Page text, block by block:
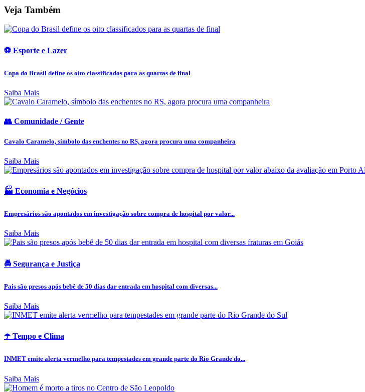
Veja Também
⚽ Esporte e Lazer
Copa do Brasil define os oito classificados para as quartas de final
Saiba Mais
👥 Comunidade / Gente
Cavalo Caramelo, símbolo das enchentes no RS, agora procura uma companheira
Saiba Mais
🏭 Economia e Negócios
Empresários são apontados em investigação sobre compra de hospital por valor...
Saiba Mais
🚔 Segurança e Justiça
Pais são presos após bebê de 50 dias dar entrada em hospital com diversas...
Saiba Mais
☂️ Tempo e Clima
INMET emite alerta vermelho para tempestades em grande parte do Rio Grande do...
Saiba Mais